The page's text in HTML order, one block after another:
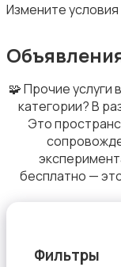
Уход за
Измените
🧩 Прочие
категории? В
Это
бесплатно —
Фильтры